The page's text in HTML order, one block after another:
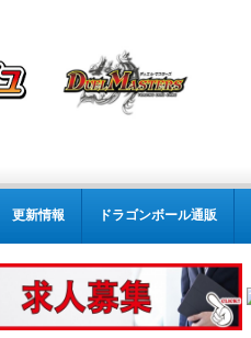
更新情報 ドラゴンボール通販